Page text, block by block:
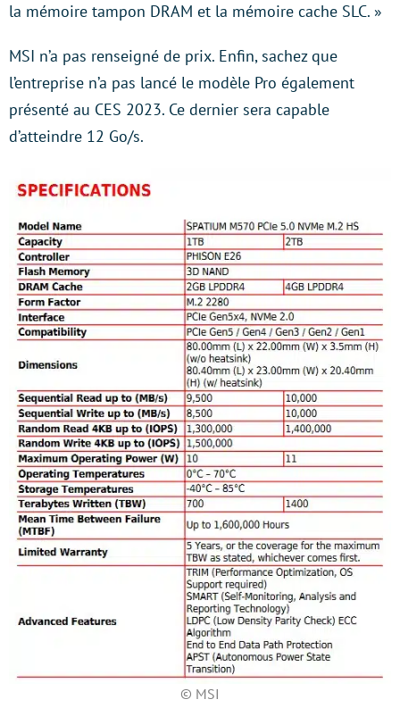
la mémoire tampon DRAM et la mémoire cache SLC. »
MSI n’a pas renseigné de prix. Enfin, sachez que
l’entreprise n’a pas lancé le modèle Pro également
présenté au CES 2023. Ce dernier sera capable
d’atteindre 12 Go/s.
© MSI